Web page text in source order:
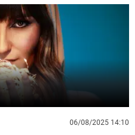
06/08/2025 14:10